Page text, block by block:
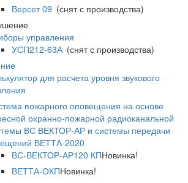
Версет 09 (снят с производства)
управления
УСП212-63А(снят с производства)
для расчета уровня звукового
пожарного оповещения на основе
охранно-пожарной радиоканальной
ВС ВЕКТОР-АР и системы передачи
ВЕТТА-2020
ВС-ВЕКТОР-АР120 КПНовинка!
ВЕТТА-ОКПНовинка!